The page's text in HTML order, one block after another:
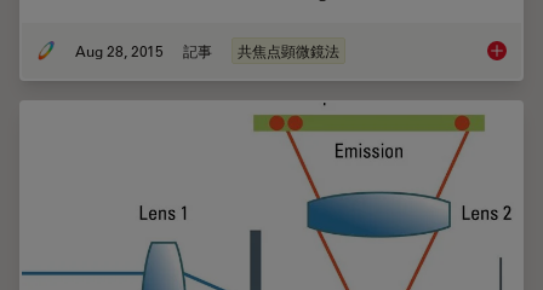
Aug 28, 2015 記事 共焦点顕微鏡法 From